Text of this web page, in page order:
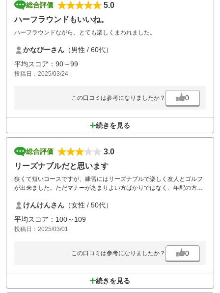
総合評価
5.0
ハーフラウンドもいいね。
ハーフラウンドながら、とても楽しくまわれました。
かなぴーさん （男性 / 60代）
平均スコア：90～99
投稿日：2025/03/24
この口コミは参考になりましたか？ 0
続きを見る
総合評価
3.0
リーズナブルだと思います
狭くて短いコースですが、練習にはリーズナブルで楽しく友人とゴルフ
が出来ました。ただマナーがあまりよい方ばかりではなく、年配の方が
けんけんさん （女性 / 50代）
平均スコア：100～109
投稿日：2025/03/01
この口コミは参考になりましたか？ 0
続きを見る